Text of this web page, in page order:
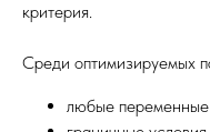
критерия.
Среди оптимизируемых
любые